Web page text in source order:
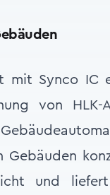
mit Synco IC
von HLK-
Gebäuden
und